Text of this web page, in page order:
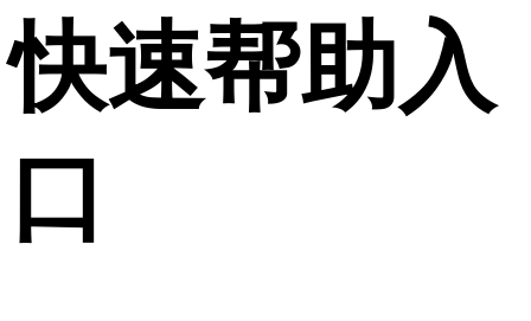
快速帮助入
口